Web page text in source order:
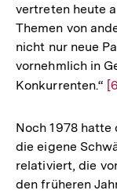
vertreten heute
Themen von
nicht nur neue
vornehmlich in
Konkurrenten.“
Noch 1978
die eigene
relativiert, die
den früheren